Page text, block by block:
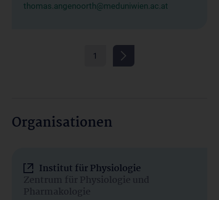
thomas.angenoorth@meduniwien.ac.at
1
Organisationen
Institut für Physiologie
Zentrum für Physiologie und
Pharmakologie